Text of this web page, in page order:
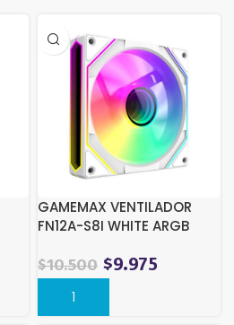
GAMEMAX VENTILADOR
FN12A-S8I WHITE ARGB
$10.500 $9.975